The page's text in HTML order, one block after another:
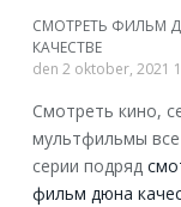
СМОТРЕТЬ ФИЛЬМ
КАЧЕСТВЕ
den 2 oktober, 2021
Смотреть кино,
мультфильмы
серии подряд
фильм дюна